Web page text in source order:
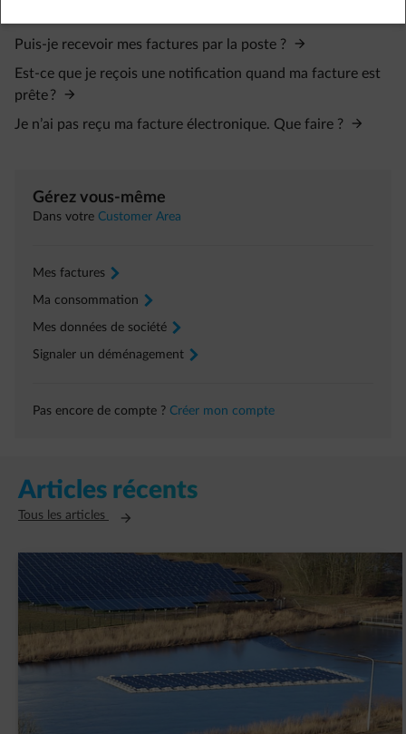
Puis-je recevoir mes factures par la poste ?
Est-ce que je reçois une notification quand ma facture est
prête ?
Je n’ai pas reçu ma facture électronique. Que faire ?
Gérez vous-même
Dans votre Customer Area
Mes factures arrow-right
Ma consommation arrow-right
Mes données de société arrow-right
Signaler un déménagement arrow-right
Pas encore de compte ? Créer mon compte
Articles récents
Tous les articles Ouvre un nouvel onglet
AVK Plastics signe un contrat PPA avec